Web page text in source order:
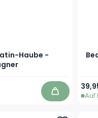
Haube -
In den Auf